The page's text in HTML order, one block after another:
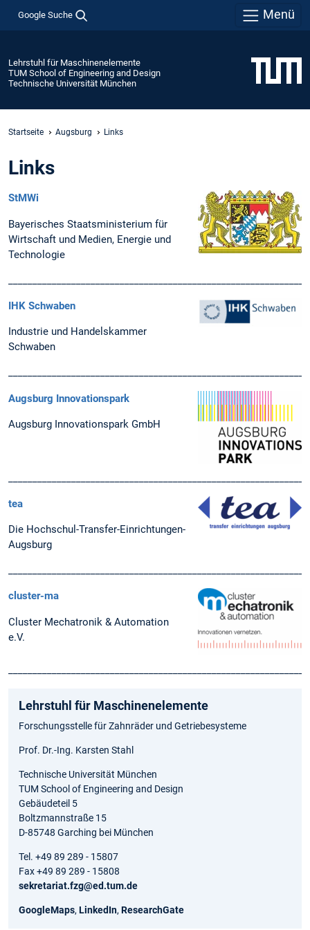
Google Suche Menü
Lehrstuhl für Maschinenelemente
TUM School of Engineering and Design
Technische Universität München
Startseite Augsburg Links
Links
StMWi
Bayerisches Staatsministerium für
Wirtschaft und Medien, Energie und
Technologie
IHK Schwaben
Industrie und Handelskammer
Schwaben
Augsburg Innovationspark
Augsburg Innovationspark GmbH
tea
Die Hochschul-Transfer-Einrichtungen-
Augsburg
cluster-ma
Cluster Mechatronik & Automation
e.V.
Lehrstuhl für Maschinenelemente
Forschungsstelle für Zahnräder und Getriebesysteme
Prof. Dr.-Ing. Karsten Stahl
Technische Universität München
TUM School of Engineering and Design
Gebäudeteil 5
Boltzmannstraße 15
D-85748 Garching bei München
Tel. +49 89 289 - 15807
Fax +49 89 289 - 15808
sekretariat.fzg@ed.tum.de
GoogleMaps, LinkedIn, ResearchGate